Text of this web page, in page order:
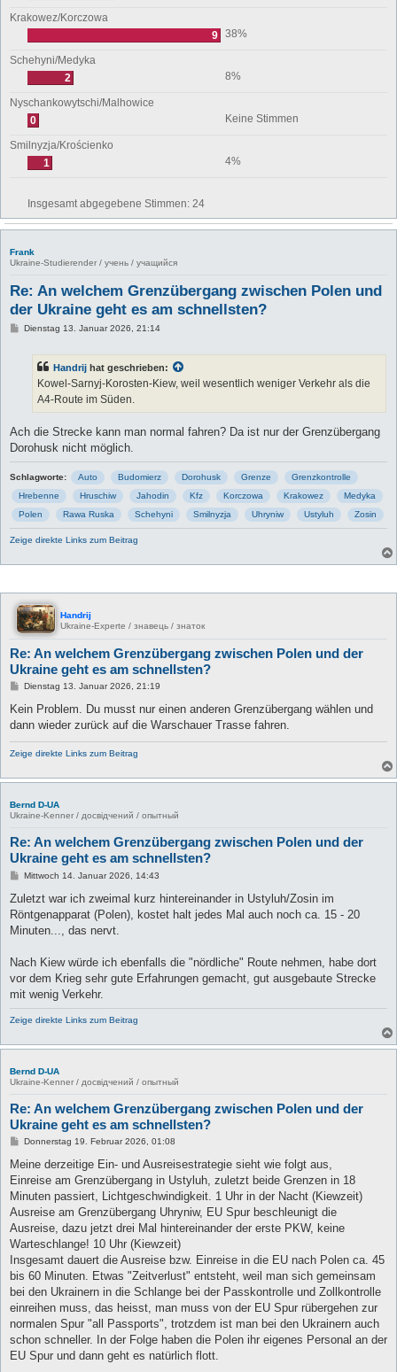
Krakowez/Korczowa
9 38%
Schehyni/Medyka
2
8%
Nyschankowytschi/Malhowice
0
Keine Stimmen
Smilnyzja/Krościenko
1
4%
Insgesamt abgegebene Stimmen: 24
Frank
Ukraine-Studierender / учень / учащийся
Re: An welchem Grenzübergang zwischen Polen und
der Ukraine geht es am schnellsten?
BDienstag 13. Januar 2026, 21:14
Handrij hat geschrieben:
Kowel-Sarnyj-Korosten-Kiew, weil wesentlich weniger Verkehr als die
A4-Route im Süden.
Ach die Strecke kann man normal fahren? Da ist nur der Grenzübergang
Dorohusk nicht möglich.
Schlagworte: Auto Budomierz Dorohusk Grenze
Grenzkontrolle
Hrebenne
Hruschiw Jahodin Kfz Korczowa Krakowez
Medyka
Polen
Rawa Ruska Schehyni Smilnyzja Uhryniw Ustyluh Zosin
Zeige direkte Links zum Beitrag
Handrij
Ukraine-Experte / знавець / знаток
Re: An welchem Grenzübergang zwischen Polen und der
Ukraine geht es am schnellsten?
B
i
r
g
Dienstag 13. Januar 2026, 21:19
Kein Problem. Du musst nur einen anderen Grenzübergang wählen und
dann wieder zurück auf die Warschauer Trasse fahren.
Zeige direkte Links zum Beitrag
Bernd D-UA
Ukraine-Kenner / досвідчений / опытный
Re: An welchem Grenzübergang zwischen Polen und der
Ukraine geht es am schnellsten?
B
i
r
a
Mittwoch 14. Januar 2026, 14:43
Zuletzt war ich zweimal kurz hintereinander in Ustyluh/Zosin im
Röntgenapparat (Polen), kostet halt jedes Mal auch noch ca. 15 - 20
Minuten..., das nervt.
Nach Kiew würde ich ebenfalls die "nördliche" Route nehmen, habe dort
vor dem Krieg sehr gute Erfahrungen gemacht, gut ausgebaute Strecke
mit wenig Verkehr.
Zeige direkte Links zum Beitrag
Bernd D-UA
Ukraine-Kenner / досвідчений / опытный
Re: An welchem Grenzübergang zwischen Polen und der
Ukraine geht es am schnellsten?
B
i
r
a
Donnerstag 19. Februar 2026, 01:08
Meine derzeitige Ein- und Ausreisestrategie sieht wie folgt aus,
Einreise am Grenzübergang in Ustyluh, zuletzt beide Grenzen in 18
Minuten passiert, Lichtgeschwindigkeit. 1 Uhr in der Nacht (Kiewzeit)
Ausreise am Grenzübergang Uhryniw, EU Spur beschleunigt die
Ausreise, dazu jetzt drei Mal hintereinander der erste PKW, keine
Warteschlange! 10 Uhr (Kiewzeit)
Insgesamt dauert die Ausreise bzw. Einreise in die EU nach Polen ca. 45
bis 60 Minuten. Etwas "Zeitverlust" entsteht, weil man sich gemeinsam
bei den Ukrainern in die Schlange bei der Passkontrolle und Zollkontrolle
einreihen muss, das heisst, man muss von der EU Spur rübergehen zur
normalen Spur "all Passports", trotzdem ist man bei den Ukrainern auch
schon schneller. In der Folge haben die Polen ihr eigenes Personal an der
EU Spur und dann geht es natürlich flott.